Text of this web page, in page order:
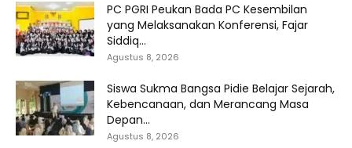
PC PGRI Peukan Bada PC Kesembilan
yang Melaksanakan Konferensi, Fajar
Siddiq...
Agustus 8, 2026
Siswa Sukma Bangsa Pidie Belajar Sejarah,
Kebencanaan, dan Merancang Masa
Depan...
Agustus 8, 2026